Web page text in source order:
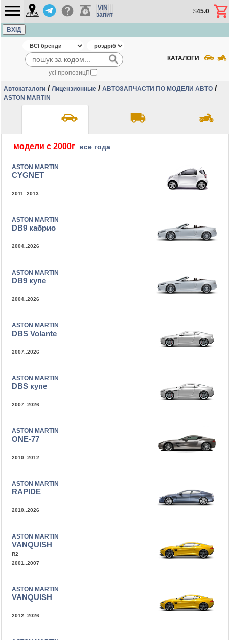
VIN
запит
$45.0
ВХІД
усі пропозиції
КАТАЛОГИ
Автокаталоги / Лицензионные / АВТОЗАПЧАСТИ ПО МОДЕЛИ АВТО /
ASTON MARTIN
модели с 2000г все года
ASTON MARTIN
CYGNET
2011..2013
ASTON MARTIN
DB9 кабрио
2004..2026
ASTON MARTIN
DB9 купе
2004..2026
ASTON MARTIN
DBS Volante
2007..2026
ASTON MARTIN
DBS купе
2007..2026
ASTON MARTIN
ONE-77
2010..2012
ASTON MARTIN
RAPIDE
2010..2026
ASTON MARTIN
VANQUISH
R2
2001..2007
ASTON MARTIN
VANQUISH
2012..2026